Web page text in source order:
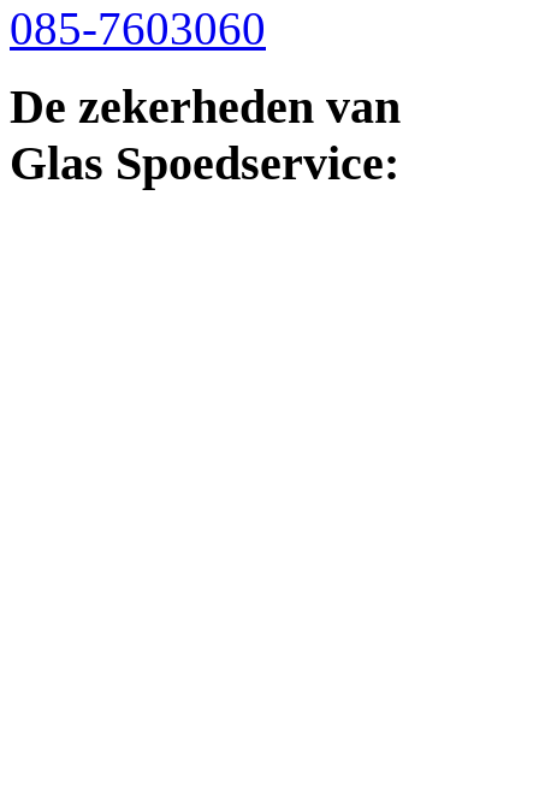
085-7603060
De zekerheden van
Glas Spoedservice: